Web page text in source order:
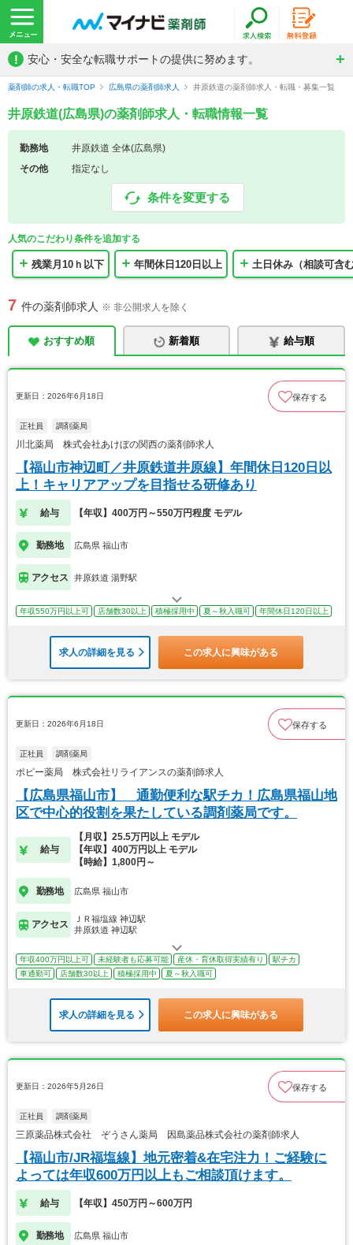
! 安心・安全な転職サポートの提供に努めます。
薬剤師の求人・転職TOP 広島県の薬剤師求人 井原鉄道の薬剤師求人・転職・募集一覧
井原鉄道(広島県)の薬剤師求人・転職情報一覧
勤務地
井原鉄道 全体(広島県)
その他
指定なし
条件を変更する
人気のこだわり条件を追加する
残業月10ｈ以下 年間休日120日以上 土日休み（相談可含
7 件の薬剤師求人 ※ 非公開求人を除く
おすすめ順 新着順 給与順
更新日：2026年6月18日 保存する
正社員 調剤薬局
川北薬局 株式会社あけぼの関西の薬剤師求人
【福山市神辺町／井原鉄道井原線】年間休日120日以
上！キャリアアップを目指せる研修あり
給与 【年収】400万円～550万円程度 モデル
勤務地 広島県 福山市
アクセス 井原鉄道 湯野駅
年収550万円以上可 店舗数30以上 積極採用中 夏～秋入職可 年間休日120日以上
求人の詳細を見る この求人に興味がある
更新日：2026年6月18日 保存する
正社員 調剤薬局
ポピー薬局 株式会社リライアンスの薬剤師求人
【広島県福山市】 通勤便利な駅チカ！広島県福山地
区で中心的役割を果たしている調剤薬局です。
給与
【月収】25.5万円以上 モデル
【年収】400万円以上 モデル
【時給】1,800円～
勤務地 広島県 福山市
アクセス
ＪＲ福塩線 神辺駅
井原鉄道 神辺駅
年収400万円以上可 未経験者も応募可能 産休・育休取得実績有り
駅チカ
車通勤可
店舗数30以上 積極採用中 夏～秋入職可
求人の詳細を見る この求人に興味がある
更新日：2026年5月26日 保存する
正社員 調剤薬局
三原薬品株式会社 ぞうさん薬局 因島薬品株式会社の薬剤師求人
【福山市/JR福塩線】地元密着&在宅注力！ご経験に
よっては年収600万円以上もご相談頂けます。
給与 【年収】450万円～600万円
勤務地 広島県 福山市